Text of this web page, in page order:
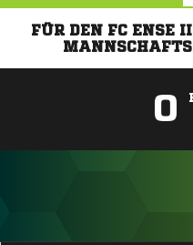
FÜR DEN FC ENSE
0